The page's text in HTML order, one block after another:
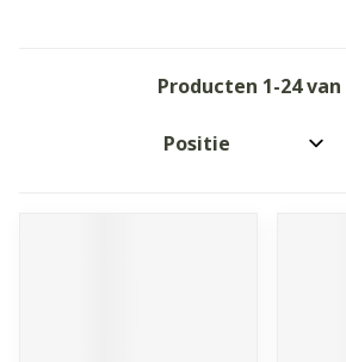
Producten 1-24van
Sorteer op: